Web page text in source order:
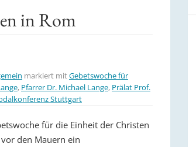
in Rom
markiert mitGebetswoche für
, Pfarrer Dr. Michael Lange, Prälat Prof.
Stuttgart
für die Einheit der Christen
den Mauern ein